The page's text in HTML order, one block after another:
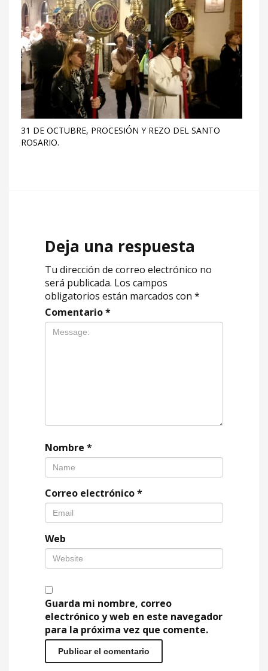
31 DE OCTUBRE, PROCESIÓN Y REZO DEL SANTO
ROSARIO.
Deja una respuesta
Tu dirección de correo electrónico no
será publicada. Los campos
obligatorios están marcados con *
Comentario*
Nombre *
Correo electrónico*
Web
Guarda mi nombre, correo
electrónico y web en este navegador
para la próxima vez que comente.